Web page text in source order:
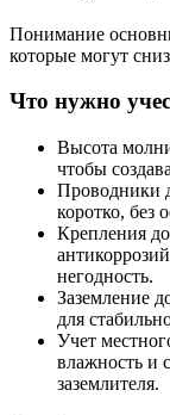
Понимание
которые могут
Что нужно
Высота
чтобы
Проводники
коротко, без
Крепления
негодность.
Заземление
для
Учет
влажность и
заземлителя.